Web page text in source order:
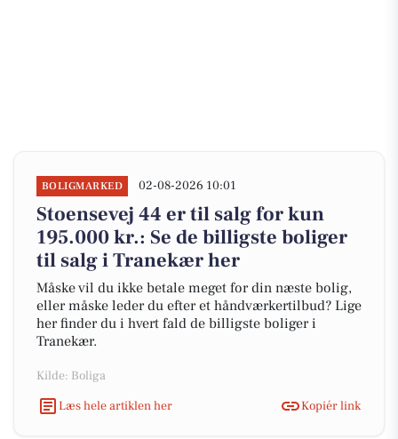
BOLIGMARKED 02-08-2026 10:01
Stoensevej 44 er til salg for kun
195.000 kr.: Se de billigste boliger
til salg i Tranekær her
Måske vil du ikke betale meget for din næste bolig,
eller måske leder du efter et håndværkertilbud? Lige
her finder du i hvert fald de billigste boliger i
Tranekær.
Kilde: Boliga
Læs hele artiklen her
Kopiér link